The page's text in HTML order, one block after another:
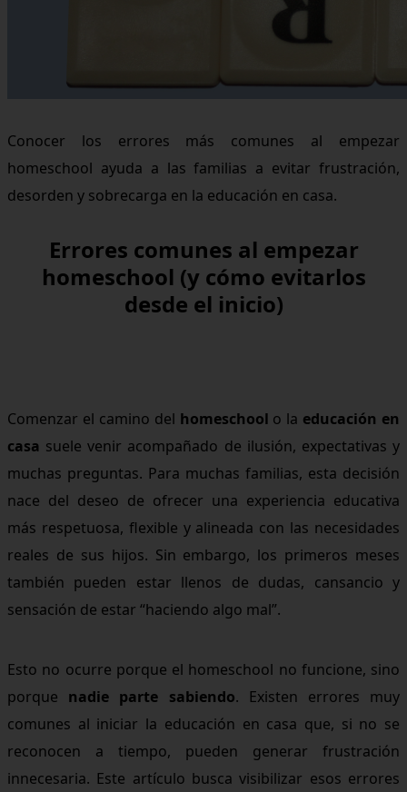
Conocer los errores más comunes al empezar
homeschool ayuda a las familias a evitar frustración,
desorden y sobrecarga en la educación en casa.
Errores comunes al empezar
homeschool (y cómo evitarlos
desde el inicio)
Comenzar el camino del homeschool o la educación en
casa suele venir acompañado de ilusión, expectativas y
muchas preguntas. Para muchas familias, esta decisión
nace del deseo de ofrecer una experiencia educativa
más respetuosa, flexible y alineada con las necesidades
reales de sus hijos. Sin embargo, los primeros meses
también pueden estar llenos de dudas, cansancio y
sensación de estar “haciendo algo mal”.
Esto no ocurre porque el homeschool no funcione, sino
porque nadie parte sabiendo. Existen errores muy
comunes al iniciar la educación en casa que, si no se
reconocen a tiempo, pueden generar frustración
innecesaria. Este artículo busca visibilizar esos errores